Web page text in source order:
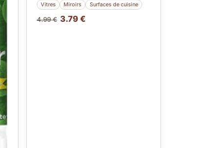
Vitres
Miroirs Surfaces de cuisine
4.99 € 3.79 €